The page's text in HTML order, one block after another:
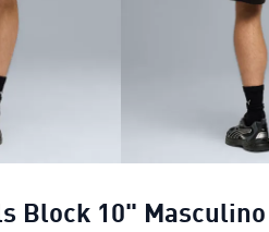
Block 10" Masculino